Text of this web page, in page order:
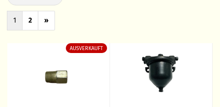
1 2 »
AUSVERKAUFT